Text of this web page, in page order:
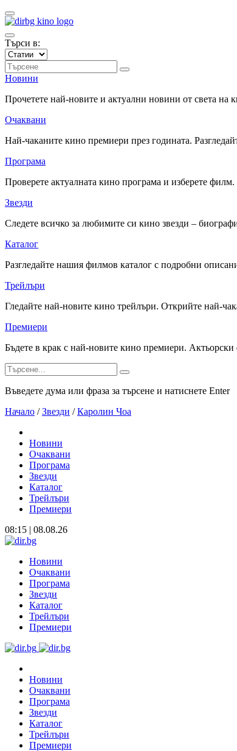
Търси в:
Новини
Прочетете най-новите и актуални новини от света
Очаквани
Най-чаканите кино премиери през годината.
Програма
Проверете актуалната кино програма и изберете
Звезди
Следете всичко за любимите си кино звезди –
Каталог
Разгледайте нашия филмов каталог с подробни
Трейлъри
Гледайте най-новите кино трейлъри. Открийте най-
Премиери
Бъдете в крак с най-новите кино премиери. Актьорски
Въведете дума или фраза за търсене и натиснете Enter
Начало / Звезди / Каролин Чоа
Новини
Очаквани
Програма
Звезди
Каталог
Трейлъри
Премиери
08:15 | 08.08.26
Новини
Очаквани
Програма
Звезди
Каталог
Трейлъри
Премиери
Новини
Очаквани
Програма
Звезди
Каталог
Трейлъри
Премиери